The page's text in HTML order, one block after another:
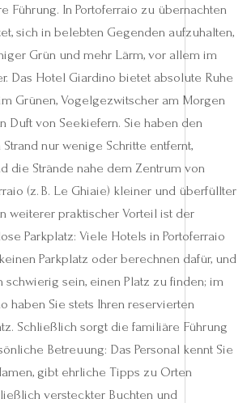
Führung. In Portoferraio zu übernachten
sich in belebten Gegenden aufzuhalten,
Grün und mehr Lärm, vor allem im
Das Hotel Giardino bietet absolute Ruhe
Grünen, Vogelgezwitscher am Morgen
Duft von Seekiefern. Sie haben den
nur wenige Schritte entfernt,
die Strände nahe dem Zentrum von
(z. B. Le Ghiaie) kleiner und überfüllter
weiterer praktischer Vorteil ist der
Parkplatz: Viele Hotels in Portoferraio
Parkplatz oder berechnen dafür, und
schwierig sein, einen Platz zu finden; im
haben Sie stets Ihren reservierten
Schließlich sorgt die familiäre Führung
Betreuung: Das Personal kennt Sie
gibt ehrliche Tipps zu Orten
versteckter Buchten und